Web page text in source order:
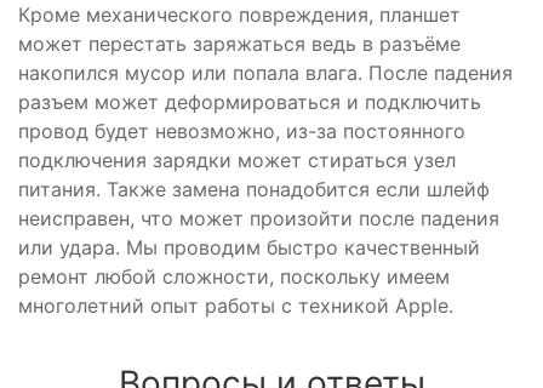
Кроме механического повреждения, планшет
может перестать заряжаться ведь в разъёме
накопился мусор или попала влага. После падения
разъем может деформироваться и подключить
провод будет невозможно, из-за постоянного
подключения зарядки может стираться узел
питания. Также замена понадобится если шлейф
неисправен, что может произойти после падения
или удара. Мы проводим быстро качественный
ремонт любой сложности, поскольку имеем
многолетний опыт работы с техникой Apple.